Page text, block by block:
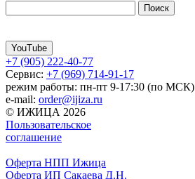
YouTube
+7 (905) 222-40-77
Сервис: +7 (969) 714-91-17
режим работы: пн-пт 9-17:30 (по МСК)
e-mail: order@ijiza.ru
© ИЖИЦА 2026
Пользовательское
соглашение
Оферта НПП Ижица
Оферта ИП Сакаева Д.Н.